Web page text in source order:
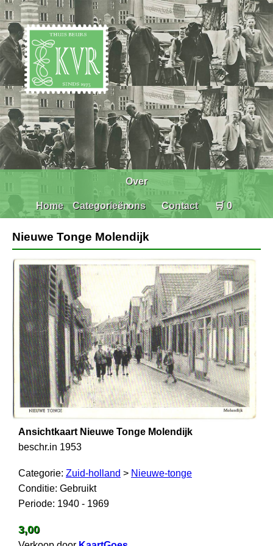
Home Categorieën
Over
ons Contact 🛒 0
Nieuwe Tonge Molendijk
Ansichtkaart Nieuwe Tonge Molendijk
beschr.in 1953
Categorie: Zuid-holland > Nieuwe-tonge
Conditie: Gebruikt
Periode: 1940 - 1969
3,00